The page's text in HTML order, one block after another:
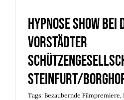
Hypnose Show bei
Vorstädter
Steinfurt/
Tags: Bezaubernde Filmpremiere,